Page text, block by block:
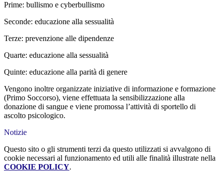
Prime: bullismo e cyberbullismo
Seconde: educazione alla sessualità
Terze: prevenzione alle dipendenze
Quarte: educazione alla sessualità
Quinte: educazione alla parità di genere
Vengono inoltre organizzate iniziative di informazione e formazione
(Primo Soccorso), viene effettuata la sensibilizzazione alla
donazione di sangue e viene promossa l’attività di sportello di
ascolto psicologico.
Notizie
Questo sito o gli strumenti terzi da questo utilizzati si avvalgono di
cookie necessari al funzionamento ed utili alle finalità illustrate nella
COOKIE POLICY.